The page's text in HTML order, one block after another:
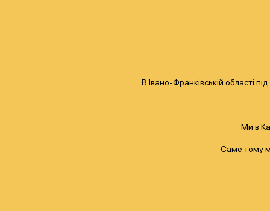
В Івано-Франківській області
Ми в
Саме тому